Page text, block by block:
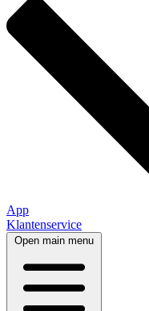
App
Klantenservice
Open main menu